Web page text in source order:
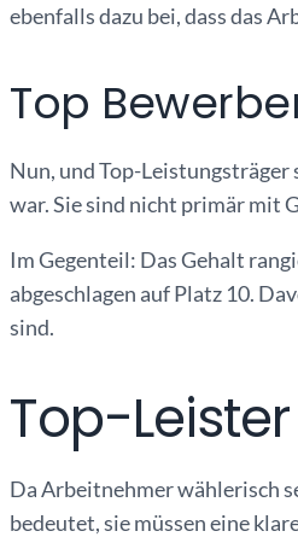
ebenfalls dazu bei, dass das
Top
Nun, und Top-Leistungsträger
war. Sie sind nicht primär mit
Im Gegenteil: Das Gehalt
abgeschlagen auf Platz 10.
sind.
Top-
Da Arbeitnehmer wählerisch
bedeutet, sie müssen eine